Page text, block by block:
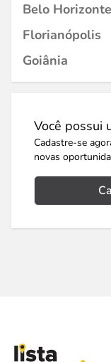
Belo Horizonte
Florianópolis
Goiânia
Você possui
Cadastre-se
novas